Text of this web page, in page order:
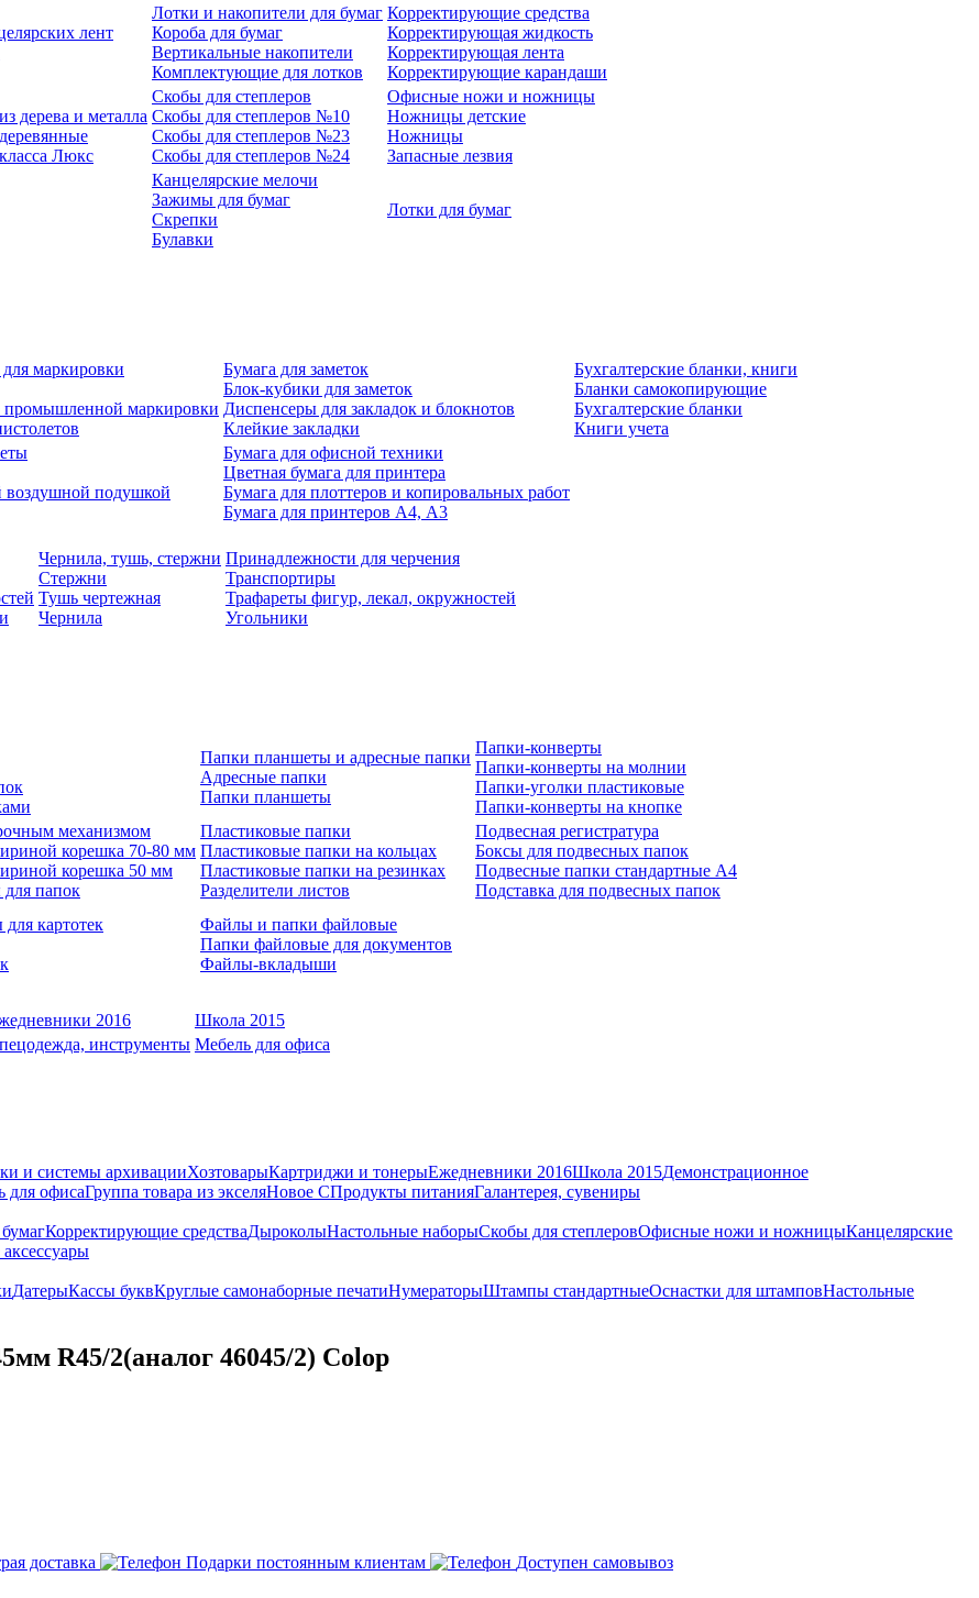
лент
Лотки и накопители для бумаг
Короба для бумаг
Вертикальные накопители
Комплектующие для лотков
Корректирующие средства
Корректирующая жидкость
Корректирующая лента
Корректирующие карандаши
дерева и металла
Люкс
Скобы для степлеров
Скобы для степлеров №10
Скобы для степлеров №23
Скобы для степлеров №24
Офисные ножи и ножницы
Ножницы детские
Ножницы
Запасные лезвия
Канцелярские мелочи
Зажимы для бумаг
Скрепки
Булавки
Лотки для бумаг
маркировки
промышленной маркировки
Бумага для заметок
Блок-кубики для заметок
Диспенсеры для закладок и блокнотов
Клейкие закладки
Бухгалтерские бланки, книги
Бланки самокопирующие
Бухгалтерские бланки
Книги учета
воздушной подушкой
Бумага для офисной техники
Цветная бумага для принтера
Бумага для плоттеров и копировальных работ
Бумага для принтеров А4, А3
Чернила, тушь, стержни
Стержни
Тушь чертежная
Чернила
Принадлежности для черчения
Транспортиры
Трафареты фигур, лекал, окружностей
Угольники
Папки планшеты и адресные папки
Адресные папки
Папки планшеты
Папки-конверты
Папки-конверты на молнии
Папки-уголки пластиковые
Папки-конверты на кнопке
механизмом
корешка 70-80 мм
корешка 50 мм
папок
Пластиковые папки
Пластиковые папки на кольцах
Пластиковые папки на резинках
Разделители листов
Подвесная регистратура
Боксы для подвесных папок
Подвесные папки стандартные А4
Подставка для подвесных папок
картотек
Файлы и папки файловые
Папки файловые для документов
Файлы-вкладыши
2016
Школа 2015
инструменты Мебель для офиса
и системы архивацииХозтоварыКартриджи и тонерыЕжедневники 2016Школа 2015Демонстрационное
для офисаГруппа товара из экселяНовое СПродукты питанияГалантерея, сувениры
Корректирующие средстваДыроколыНастольные наборыСкобы для степлеровОфисные ножи и ножницыКанцелярские
ДатерыКассы буквКруглые самонаборные печатиНумераторыШтампы стандартныеОснастки для штамповНастольные
R45/2(аналог 46045/2) Colop
доставка Подарки постоянным клиентам Доступен самовывоз